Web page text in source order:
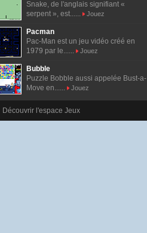
Snake, de l'anglais signifiant «
serpent », est......
Jouez
Pacman
Pac-Man est un jeu vidéo créé en
1979 par le......
Jouez
Bubble
Puzzle Bobble aussi appelée Bust-a-
Move en......
Jouez
Découvrir l'espace Jeux